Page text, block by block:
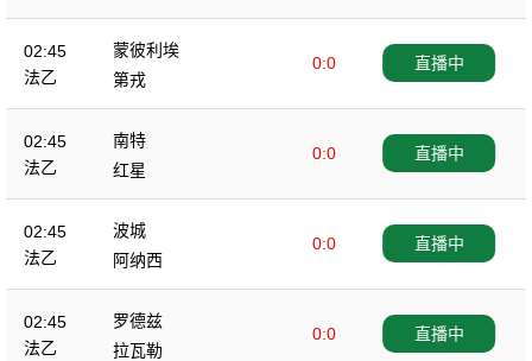
02:45
法乙
蒙彼利埃
0:0
第戎
直播中
02:45
法乙
南特
0:0
红星
直播中
02:45
法乙
波城
0:0
阿纳西
直播中
02:45
法乙
罗德兹
0:0
拉瓦勒
直播中